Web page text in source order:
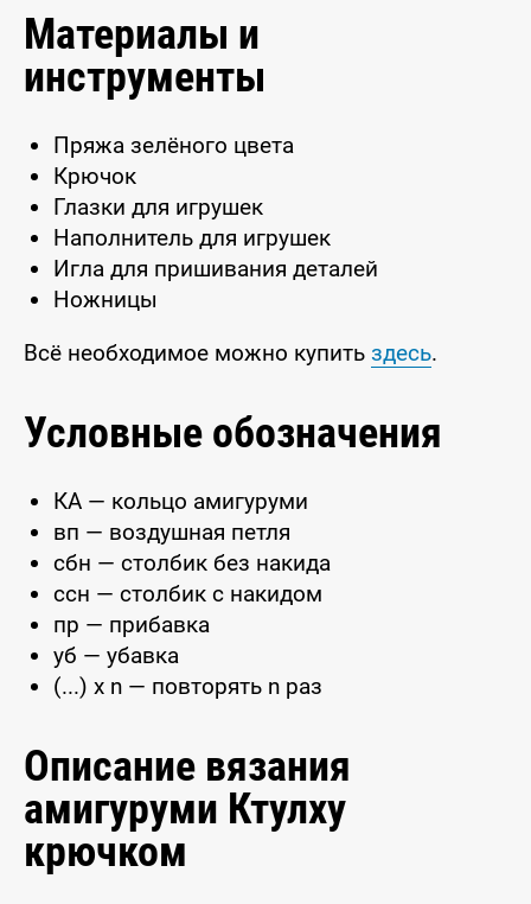
Материалы и
инструменты
Пряжа зелёного цвета
Крючок
Глазки для игрушек
Наполнитель для игрушек
Игла для пришивания деталей
Ножницы
Всё необходимое можно купить здесь.
Условные обозначения
КА — кольцо амигуруми
вп — воздушная петля
сбн — столбик без накида
ссн — столбик с накидом
пр — прибавка
уб — убавка
(...) x n — повторять n раз
Описание вязания
амигуруми Ктулху
крючком